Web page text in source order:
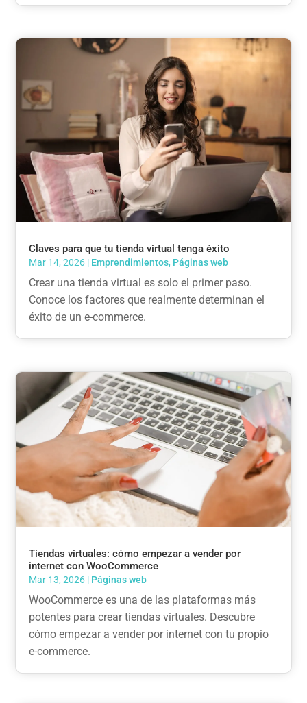
Claves para que tu tienda virtual tenga éxito
Mar 14, 2026 | Emprendimientos, Páginas web
Crear una tienda virtual es solo el primer paso.
Conoce los factores que realmente determinan el
éxito de un e-commerce.
Tiendas virtuales: cómo empezar a vender por
internet con WooCommerce
Mar 13, 2026 | Páginas web
WooCommerce es una de las plataformas más
potentes para crear tiendas virtuales. Descubre
cómo empezar a vender por internet con tu propio
e-commerce.